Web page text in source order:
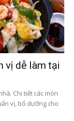
vị dễ làm tại
Chi tiết các món
vị, bổ dưỡng cho